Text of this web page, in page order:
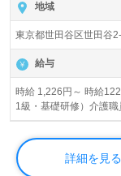
地域
東京都世田谷区世田谷
給与
時給 1,226円～ 時給
1級・基礎研修）介護
1,120円～、ヘルパー2
時給1350円～ ＜応募
時給1,400円～、ヘル
～
詳細を見る